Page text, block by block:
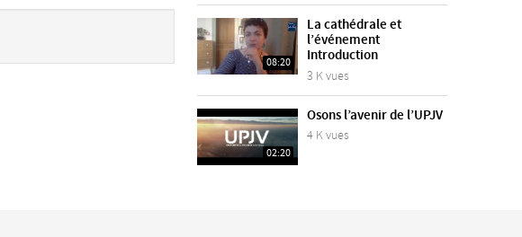
08:20
La cathédrale et
l’événement
Introduction
3 K vues
02:20
Osons l’avenir de l’UPJV
4 K vues